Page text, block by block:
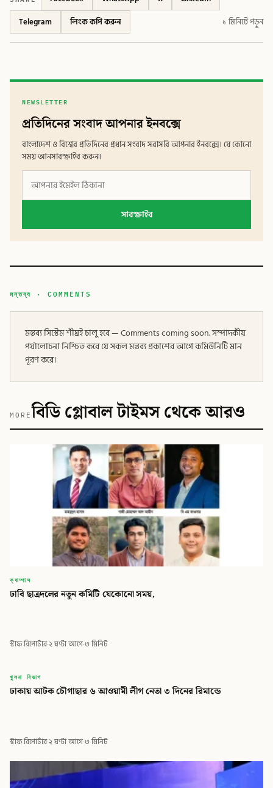
Telegram
লিংক কপি করুন ১ মিনিটে পড়ুন
NEWSLETTER
প্রতিদিনের সংবাদ আপনার ইনবক্সে
বাংলাদেশ ও বিশ্বের প্রতিদিনের প্রধান সংবাদ সরাসরি আপনার ইনবক্সে। যে কোনো
সময় আনসাবস্ক্রাইব করুন।
সাবস্ক্রাইব
মন্তব্য · COMMENTS
মন্তব্য সিস্টেম শীঘ্রই চালু হবে — Comments coming soon. সম্পাদকীয়
পর্যালোচনা নিশ্চিত করে যে সকল মন্তব্য প্রকাশের আগে কমিউনিটি মান
পূরণ করে।
MOREবিডি গ্লোবাল টাইমস থেকে আরও
ক্যাম্পাস
ঢাবি ছাত্রদলের নতুন কমিটি যেকোনো সময়,
স্টাফ রিপোর্টার·২ ঘণ্টা আগে·৩ মিনিট
বিডি
বিডি গ্লোবাল টাইমস
খুলনা বিভাগ
ঢাকায় আটক চৌগাছার ৬ আওয়ামী লীগ নেতা ৩ দিনের রিমান্ডে
স্টাফ রিপোর্টার·২ ঘণ্টা আগে·৩ মিনিট